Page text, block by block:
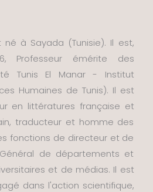
né à Sayada (Tunisie). Il est,
Professeur émérite des
Tunis El Manar - Institut
Humaines de Tunis). Il est
en littératures française et
traducteur et homme des
fonctions de directeur et de
de départements et
et de médias. Il est
dans l'action scientifique,